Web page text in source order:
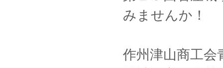
みませんか！
作州津山商工会